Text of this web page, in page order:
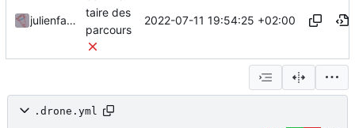
julienfastre
taire des
parcours
2022-07-11 19:54:25 +02:00
.drone.yml